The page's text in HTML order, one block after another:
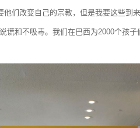
他们改变自己的宗教，但是我要这些到
谎和不吸毒。我们在巴西为2000个孩